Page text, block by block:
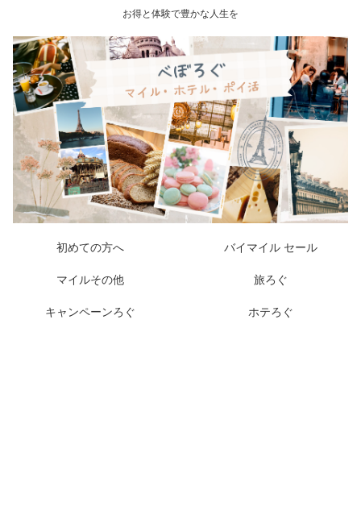
お得と体験で豊かな人生を
初めての方へ バイマイル セール
マイルその他 旅ろぐ
キャンペーンろぐ ホテろぐ